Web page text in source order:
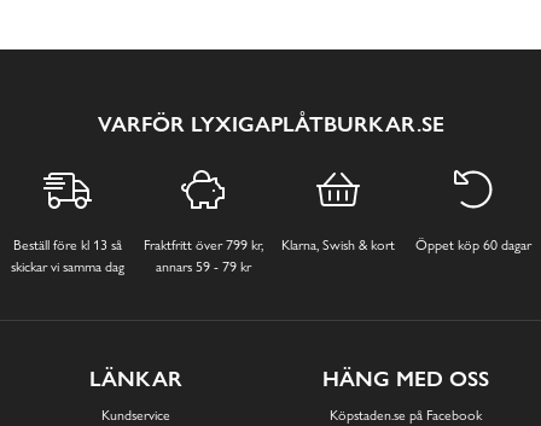
VARFÖR LYXIGAPLÅTBURKAR.SE
Beställ före kl 13 så
skickar vi samma dag
Fraktfritt över 799 kr,
annars 59 - 79 kr
Klarna, Swish & kort Öppet köp 60 dagar
LÄNKAR
Kundservice
HÄNG MED OSS
Köpstaden.se på Facebook